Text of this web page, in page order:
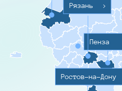
Ростов-на-Дону
Пенза
Рязань >